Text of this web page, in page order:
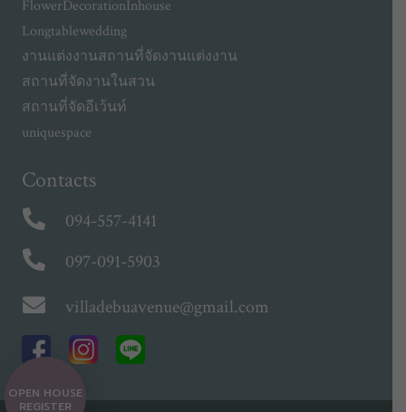
FlowerDecorationInhouse
Longtablewedding
งานแต่งงานสถานที่จัดงานแต่งงาน
สถานที่จัดงานในสวน
สถานที่จัดอีเว้นท์
uniquespace
Contacts
094-557-4141
097-091-5903
villadebuavenue@gmail.com
OPEN HOUSE
REGISTER